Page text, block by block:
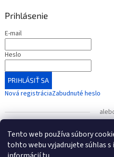
Tento web používa súbory
tohto webu vyjadrujete súhlas s
Prihlásenie
E-mail
Heslo
PRIHLÁSIŤ SA
Nová registráciaZabudnuté heslo